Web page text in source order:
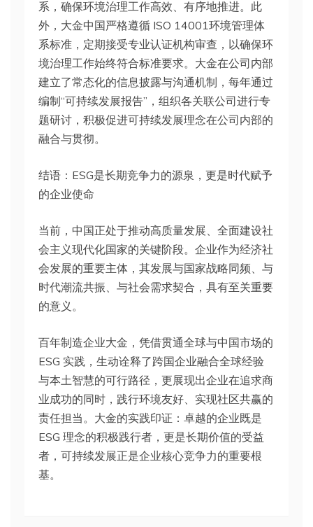
系，确保环境治理工作高效、有序地推进。此
外，大金中国严格遵循 ISO 14001环境管理体
系标准，定期接受专业认证机构审查，以确保环
境治理工作始终符合标准要求。大金在公司内部
建立了常态化的信息披露与沟通机制，每年通过
编制“可持续发展报告”，组织各关联公司进行专
题研讨，积极促进可持续发展理念在公司内部的
融合与贯彻。
结语：ESG是长期竞争力的源泉，更是时代赋予
的企业使命
当前，中国正处于推动高质量发展、全面建设社
会主义现代化国家的关键阶段。企业作为经济社
会发展的重要主体，其发展与国家战略同频、与
时代潮流共振、与社会需求契合，具有至关重要
的意义。
百年制造企业大金，凭借贯通全球与中国市场的
ESG 实践，生动诠释了跨国企业融合全球经验
与本土智慧的可行路径，更展现出企业在追求商
业成功的同时，践行环境友好、实现社区共赢的
责任担当。大金的实践印证：卓越的企业既是
ESG 理念的积极践行者，更是长期价值的受益
者，可持续发展正是企业核心竞争力的重要根
基。